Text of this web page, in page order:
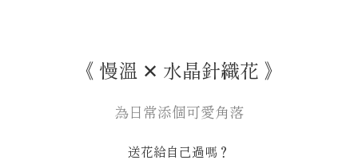
《 慢溫 ✕ 水晶針織花 》
為日常添個可愛角落
送花給自己過嗎？